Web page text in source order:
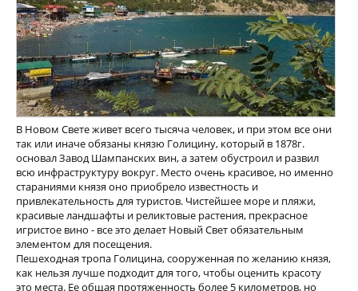
В Новом Свете живет всего тысяча человек, и при этом все они
так или иначе обязаны князю Голицину, который в 1878г.
основал Завод Шампанских вин, а затем обустроил и развил
всю инфраструктуру вокруг. Место очень красивое, но именно
стараниями князя оно приобрело известность и
привлекательность для туристов. Чистейшее море и пляжи,
красивые ландшафты и реликтовые растения, прекрасное
игристое вино - все это делает Новый Свет обязательным
элементом для посещения.
Пешеходная тропа Голицина, сооруженная по желанию князя,
как нельзя лучше подходит для того, чтобы оценить красоту
это места. Ее общая протяженность более 5 километров, но